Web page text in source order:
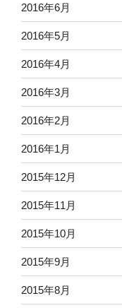
2016年6月
2016年5月
2016年4月
2016年3月
2016年2月
2016年1月
2015年12月
2015年11月
2015年10月
2015年9月
2015年8月